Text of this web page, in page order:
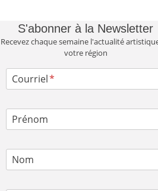
S'abonner à la Newsletter
Recevez chaque semaine l'actualité
votre région
Courriel
Prénom
Nom